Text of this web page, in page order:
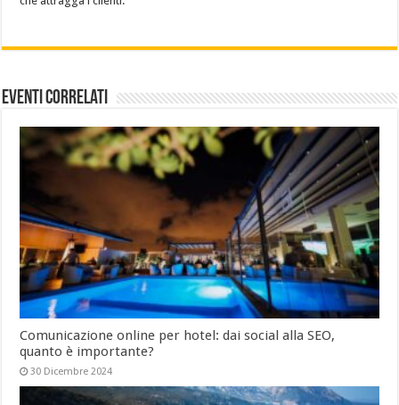
Eventi Correlati
Comunicazione online per hotel: dai social alla SEO,
quanto è importante?
30 Dicembre 2024